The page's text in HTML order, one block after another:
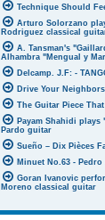
Technique Should
Arturo Solorzano
Rodriguez classical
A. Tansman's
Alhambra "Mengual y
Delcamp. J.F: -
Drive Your
The Guitar Piece
Payam Shahidi
Pardo guitar
Sueño – Dix Pièces
Minuet No.63 -
Goran Ivanovic
Moreno classical guitar